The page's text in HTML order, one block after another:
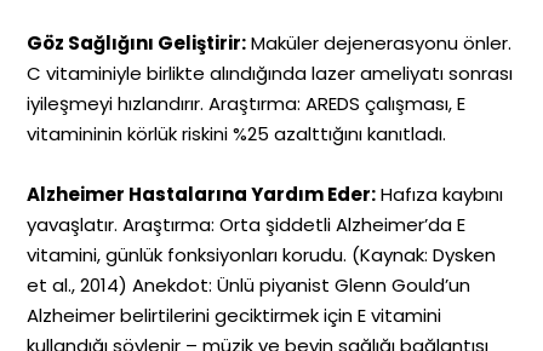
Göz Sağlığını Geliştirir:Maküler dejenerasyonu önler.
C vitaminiyle birlikte alındığında lazer ameliyatı sonrası
iyileşmeyi hızlandırır. Araştırma: AREDS çalışması, E
vitamininin körlük riskini %25 azalttığını kanıtladı.
Alzheimer Hastalarına Yardım Eder:Hafıza kaybını
yavaşlatır. Araştırma: Orta şiddetli Alzheimer’da E
vitamini, günlük fonksiyonları korudu. (Kaynak: Dysken
et al., 2014) Anekdot: Ünlü piyanist Glenn Gould’un
Alzheimer belirtilerini geciktirmek için E vitamini
kullandığı söylenir – müzik ve beyin sağlığı bağlantısı